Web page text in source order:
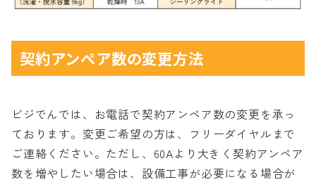
契約アンペア数の変更方法
ビジでんでは、お電話で契約アンペア数の変更を承っ
ております。変更ご希望の方は、フリーダイヤルまで
ご連絡ください。ただし、60Aより大きく契約アンペア
数を増やしたい場合は、設備工事が必要になる場合が